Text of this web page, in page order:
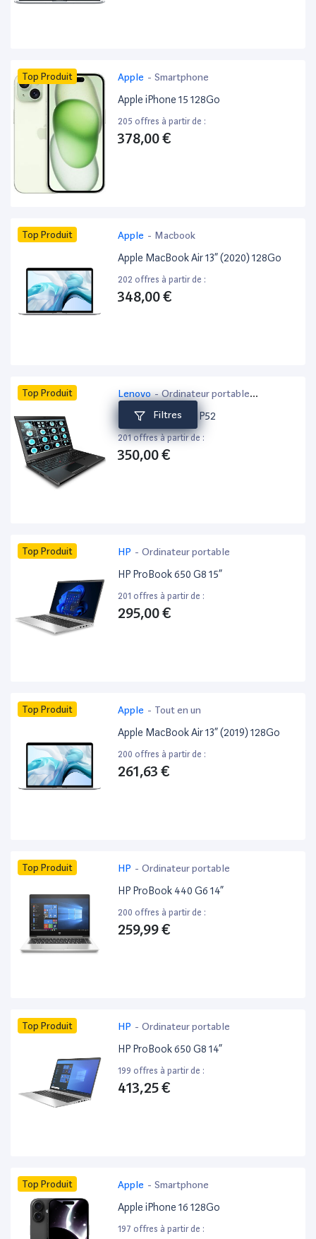
Filtres
Top Produit Apple - Smartphone
Apple iPhone 15 128Go
205 offres à partir de :
378,00 €
Top Produit Apple - Macbook
Apple MacBook Air 13” (2020) 128Go
202 offres à partir de :
348,00 €
Top Produit Lenovo- Ordinateur portable
bureautique
Lenovo ThinkPad P52
201 offres à partir de :
350,00 €
Top Produit HP - Ordinateur portable
HP ProBook 650 G8 15”
201 offres à partir de :
295,00 €
Top Produit Apple - Tout en un
Apple MacBook Air 13” (2019) 128Go
200 offres à partir de :
261,63 €
Top Produit HP - Ordinateur portable
HP ProBook 440 G6 14”
200 offres à partir de :
259,99 €
Top Produit HP - Ordinateur portable
HP ProBook 650 G8 14”
199 offres à partir de :
413,25 €
Top Produit Apple - Smartphone
Apple iPhone 16 128Go
197 offres à partir de :